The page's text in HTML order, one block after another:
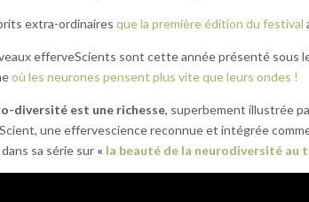
extra-ordinairesque la première édition du festival
efferveScients sont cette année présenté sous
où les neurones pensent plus vite que leurs ondes !
diversité est une richesse, superbement illustrée
une effervescience reconnue et intégrée
sa série sur « la beauté de la neurodiversité au